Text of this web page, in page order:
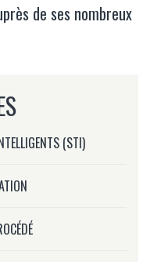
de ses nombreux
(STI)